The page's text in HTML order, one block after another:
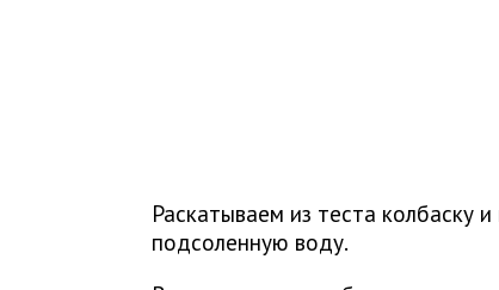
Раскатываем из теста колбаску
подсоленную воду.